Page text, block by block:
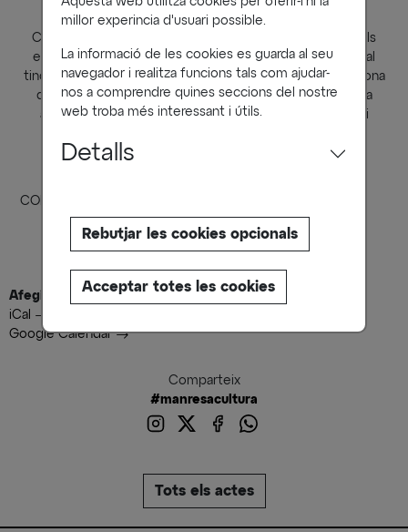
millor experincia d'usuari possible.
La informació de les cookies es guarda al seu
navegador i realitza funcions tals com ajudar-
nos a comprendre quines seccions del nostre
web troba més interessant i útils.
Detalls
Rebutjar les cookies opcionals
Acceptar totes les cookies
concerts de gran format.
Camins serà un festival tipus 'boutique' que permetrà als
espectadors viure una experiència més àmplia. El festival
tindrà lloc a l'exterior del Recinte Firal en un espai amb zona
de restauració on es podrà gaudir de concerts de tarda
abans de l'inici de les actuacions a l'escenari principal, i
COMPRAR ENTRADES
Afegir al Calendari
iCal
Google Calendar
Comparteix
#manresacultura
Tots els actes